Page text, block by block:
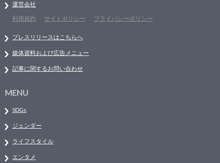
運営会社
利用規約
サイトポリシー プライバシーポリシー
プレスリリースはこちらへ
媒体資料および広告メニュー
記事に関するお問い合わせ
MENU
SDGs
ジェンダー
ライフスタイル
エンタメ